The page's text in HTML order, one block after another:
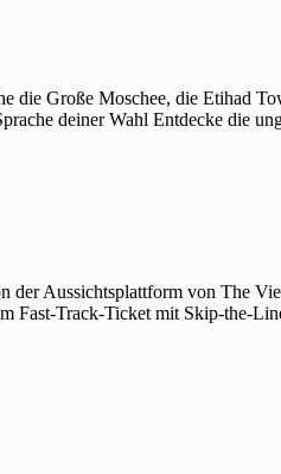
Große Moschee, die Etihad
deiner Wahl Entdecke die
Aussichtsplattform von The
Fast-Track-Ticket mit Skip-the-